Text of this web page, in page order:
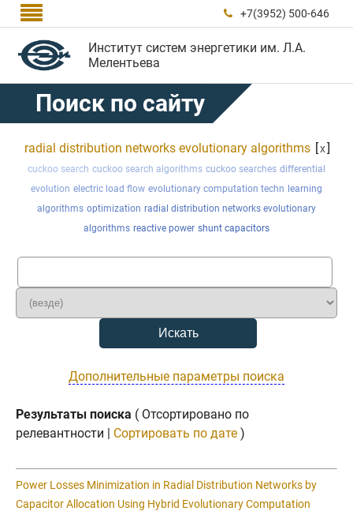
  +7(3952) 500-646
Институт систем энергетики им. Л.А.
Мелентьева
Поиск по сайту
radial distribution networks evolutionary algorithms [x]
cuckoo search cuckoo search algorithms cuckoo searches differential
evolution electric load flow evolutionary computation techn learning
algorithms optimization radial distribution networks evolutionary
algorithms reactive power shunt capacitors
Дополнительные параметры поиска
Результаты поиска ( Отсортировано по
релевантности | Сортировать по дате )
Power Losses Minimization in Radial Distribution Networks by
Capacitor Allocation Using Hybrid Evolutionary Computation